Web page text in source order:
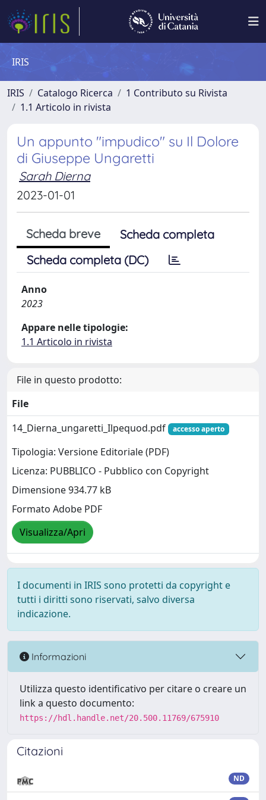
IRIS
IRIS Catalogo Ricerca
1 Contributo su Rivista
1.1 Articolo in rivista
Un appunto "impudico" su Il Dolore
di Giuseppe Ungaretti
Sarah Dierna
2023-01-01
Scheda breve
Scheda completa
Scheda completa (DC)
Anno
2023
Appare nelle tipologie:
1.1 Articolo in rivista
File in questo prodotto:
File
14_Dierna_ungaretti_Ilpequod.pdf
accesso aperto
Tipologia: Versione Editoriale (PDF)
Licenza: PUBBLICO - Pubblico con Copyright
Dimensione 934.77 kB
Formato Adobe PDF
Visualizza/Apri
I documenti in IRIS sono protetti da copyright e
tutti i diritti sono riservati, salvo diversa
indicazione.
Informazioni
Utilizza questo identificativo per citare o creare un
link a questo documento:
https://hdl.handle.net/20.500.11769/675910
Citazioni
ND